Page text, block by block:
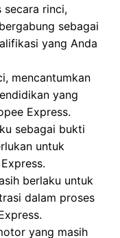
secara rinci,
sebagai
yang Anda
mencantumkan
yang
Express.
sebagai bukti
untuk
berlaku untuk
dalam proses
yang masih